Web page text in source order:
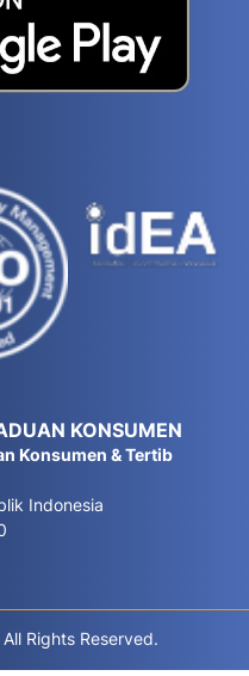
KONSUMEN
Konsumen & Tertib
Indonesia
Rights Reserved.